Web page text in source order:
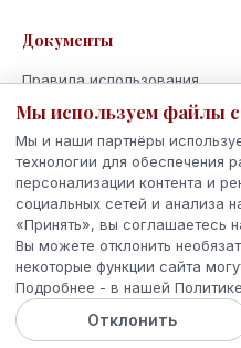
Документы
Правила использования
Политика
Использование cookie
Кодекс поведения и этики
© 2026 Latvijas Ziņas. Все права
Сделано с
в Латвии
Мы используем файлы
Мы и наши партнёры
технологии для обеспечения
персонализации контента и
социальных сетей и анализа
«Принять», вы соглашаетесь
Вы можете отклонить
некоторые функции сайта
Подробнее - в нашей
Отклонить